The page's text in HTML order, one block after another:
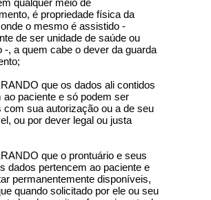
qualquer meio de
é propriedade física da
o mesmo é assistido -
de ser unidade de saúde ou
-, a quem cabe o dever da guarda
que os dados ali contidos
ao paciente e só podem ser
com sua autorização ou a de seu
ou por dever legal ou justa
que o prontuário e seus
dados pertencem ao paciente e
permanentemente disponíveis,
quando solicitado por ele ou seu